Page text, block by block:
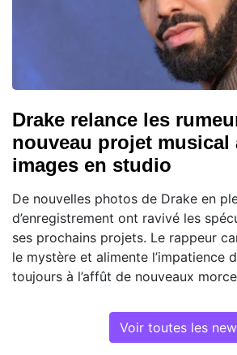
Drake relance les
nouveau projet musical
images en studio
De nouvelles photos de Drake en
d’enregistrement ont ravivé les
ses prochains projets. Le rappeur
le mystère et alimente l’impatience
toujours à l’affût de nouveaux
Voir toutes les